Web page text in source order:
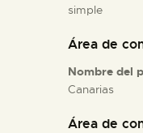
simple
Área de
Nombre del
Canarias
Área de